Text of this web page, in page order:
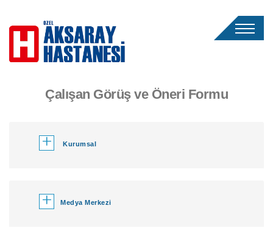
Çalışan Görüş ve Öneri Formu
+ Kurumsal
+ Medya Merkezi